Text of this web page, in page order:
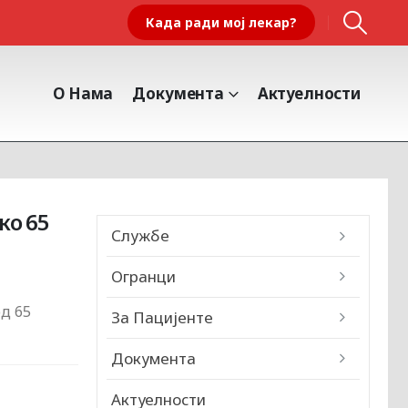
Када ради мој лекар?
О Нама Документа Актуелности
65
65
Службе
Огранци
За Пацијенте
Документа
Актуелности